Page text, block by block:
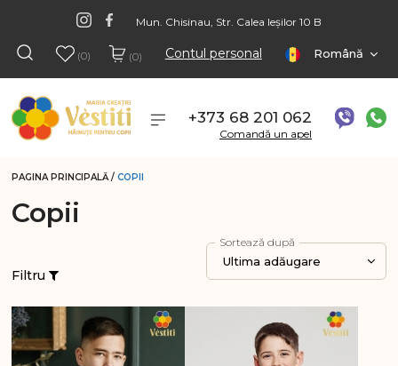
Mun. Chisinau, Str. Calea Ieșilor 10 B
(0) (0) Contul personal Română
+373 68 201 062
Comandă un apel
PAGINA PRINCIPALĂ / COPII
Copii
Sortează după
Ultima adăugare
Filtru